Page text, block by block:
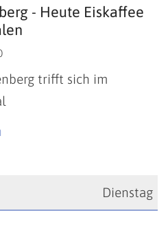
- Heute Eiskaffee
trifft sich im
Dienstag